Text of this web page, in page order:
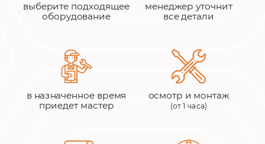
выберите подходящее
оборудование
менеджер уточнит
все детали
в назначенное время
приедет мастер
осмотр и монтаж
(от 1 часа)